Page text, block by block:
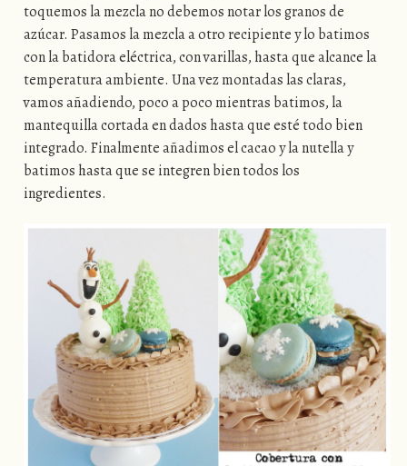
toquemos la mezcla no debemos notar los granos de
azúcar. Pasamos la mezcla a otro recipiente y lo batimos
con la batidora eléctrica, con varillas, hasta que alcance la
temperatura ambiente. Una vez montadas las claras,
vamos añadiendo, poco a poco mientras batimos, la
mantequilla cortada en dados hasta que esté todo bien
integrado. Finalmente añadimos el cacao y la nutella y
batimos hasta que se integren bien todos los
ingredientes.